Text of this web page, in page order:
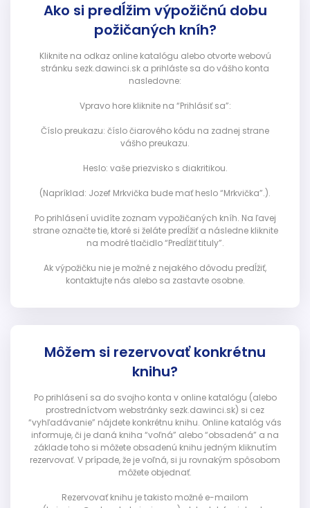
Ako si predĺžim výpožičnú dobu
požičaných kníh?
Kliknite na odkaz online katalógu alebo otvorte webovú
stránku sezk.dawinci.sk a prihláste sa do vášho konta
nasledovne:
Vpravo hore kliknite na “Prihlásiť sa”:
Číslo preukazu: číslo čiarového kódu na zadnej strane
vášho preukazu.
Heslo: vaše priezvisko s diakritikou.
(Napríklad: Jozef Mrkvička bude mať heslo “Mrkvička”.).
Po prihlásení uvidíte zoznam vypožičaných kníh. Na ľavej
strane označte tie, ktoré si želáte predĺžiť a následne kliknite
na modré tlačidlo “Predĺžiť tituly”.
Ak výpožičku nie je možné z nejakého dôvodu predĺžiť,
kontaktujte nás alebo sa zastavte osobne.
Môžem si rezervovať konkrétnu
knihu?
Po prihlásení sa do svojho konta v online katalógu (alebo
prostredníctvom webstránky sezk.dawinci.sk) si cez
“vyhľadávanie” nájdete konkrétnu knihu. Online katalóg vás
informuje, či je daná kniha “voľná” alebo “obsadená” a na
základe toho si môžete obsadenú knihu jedným kliknutím
rezervovať. V prípade, že je voľná, si ju rovnakým spôsobom
môžete objednať.
Rezervovať knihu je takisto možné e-mailom